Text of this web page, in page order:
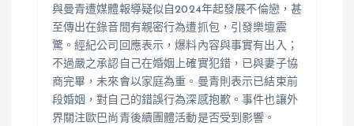
與曼青遭媒體報導疑似自2024年起發展不倫戀，甚
至傳出在錄音間有親密行為遭抓包，引發樂壇震
驚。經紀公司回應表示，爆料內容與事實有出入；
不過嚴之承認自己在婚姻上確實犯錯，已與妻子協
商完畢，未來會以家庭為重。曼青則表示已結束前
段婚姻，對自己的錯誤行為深感抱歉。事件也讓外
界關注歐巴尚青後續團體活動是否受到影響。